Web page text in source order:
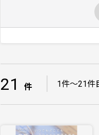
21 件 1件〜21件